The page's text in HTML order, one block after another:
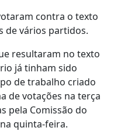
votaram contra o texto
de vários partidos.
resultaram no texto
já tinham sido
de trabalho criado
de votações na terça
pela Comissão do
quinta-feira.